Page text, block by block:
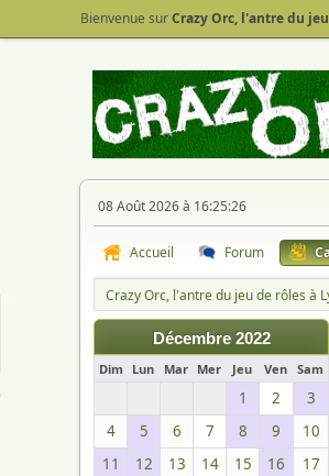
Bienvenue surCrazy Orc, l'antre du
08 Août 2026 à 16:25:26
Accueil Forum
Crazy Orc, l'antre du jeu de rôles à
Décembre 2022
Dim Lun Mar Mer Jeu Ven Sam
1 2
3
4
5 6 7 8 9
10
11
12 13 14 15 16
17